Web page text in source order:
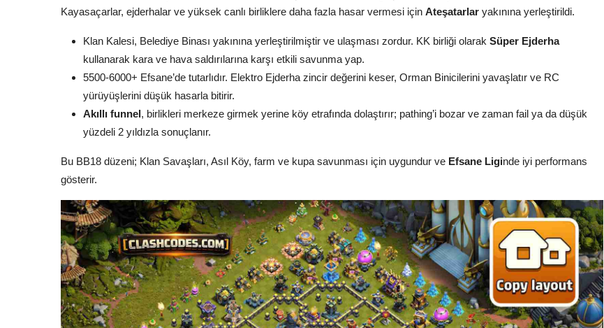
Kayasaçarlar, ejderhalar ve yüksek canlı birliklere daha fazla hasar vermesi için Ateşatarlar yakınına yerleştirildi.
Klan Kalesi, Belediye Binası yakınına yerleştirilmiştir ve ulaşması zordur. KK birliği olarak Süper Ejderha
kullanarak kara ve hava saldırılarına karşı etkili savunma yap.
5500-6000+ Efsane’de tutarlıdır. Elektro Ejderha zincir değerini keser, Orman Binicilerini yavaşlatır ve RC
yürüyüşlerini düşük hasarla bitirir.
Akıllı funnel, birlikleri merkeze girmek yerine köy etrafında dolaştırır; pathing’i bozar ve zaman fail ya da düşük
yüzdeli 2 yıldızla sonuçlanır.
Bu BB18 düzeni; Klan Savaşları, Asıl Köy, farm ve kupa savunması için uygundur ve Efsane Liginde iyi performans
gösterir.